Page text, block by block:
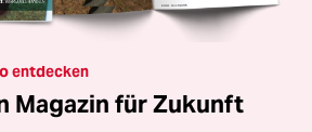
entdecken
Magazin für Zukunft